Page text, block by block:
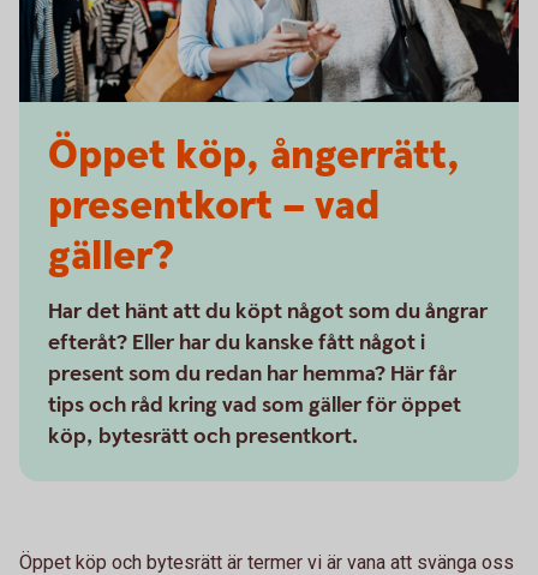
Öppet köp, ångerrätt,
presentkort – vad
gäller?
Har det hänt att du köpt något som du ångrar
efteråt? Eller har du kanske fått något i
present som du redan har hemma? Här får
tips och råd kring vad som gäller för öppet
köp, bytesrätt och presentkort.
Öppet köp och bytesrätt är termer vi är vana att svänga oss